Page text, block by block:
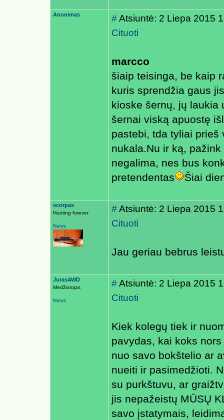
Anonimas #Atsiuntė: 2 Liepa 2015
Cituoti
marcco
šiaip teisinga, be kaip
kuris sprendžia gaus
kioske šernų, jų laukia
šernai viską apuostę
pastebi, tda tyliai prieš
nukala.Nu ir ką,
negalima, nes bus
pretendentas
Šiai
scorpas
Hunting forever
Narys
#Atsiuntė: 2 Liepa 2015
Cituoti
Jau geriau bebrus
JurasAWD
Medžiotojas
Narys
#Atsiuntė: 2 Liepa 2015
Cituoti
Kiek kolegų tiek ir
pavydas, kai koks
nuo savo bokštelio ar
nueiti ir pasimedžioti.
su purkštuvu, ar
jis nepažeistų MŪSŲ
savo įstatymais,